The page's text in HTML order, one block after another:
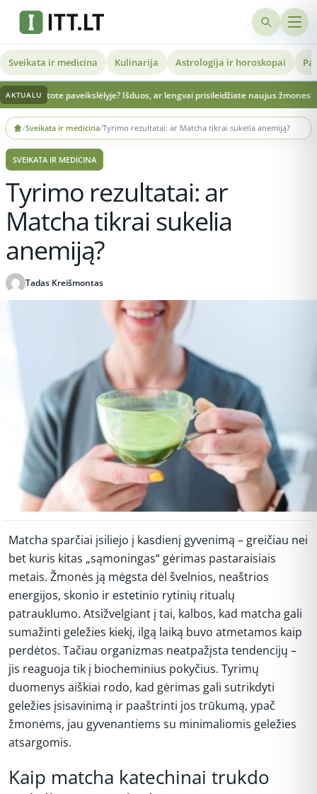
Sveikata ir medicina Kulinarija Astrologija ir horoskopai
AKTUALU Išduos, ar lengvai prisileidžiate naujus žmonesPrabilo apie
Skip
to
content
/Sveikata ir medicina/Tyrimo rezultatai: ar Matcha tikrai sukelia anemiją?
SVEIKATA IR MEDICINA
Tyrimo rezultatai: ar
Matcha tikrai sukelia
anemiją?
Tadas Kreišmontas
Matcha sparčiai įsiliejo į kasdienį gyvenimą – greičiau nei
bet kuris kitas „sąmoningas“ gėrimas pastaraisiais
metais. Žmonės ją mėgsta dėl švelnios, neaštrios
energijos, skonio ir estetinio rytinių ritualų
patrauklumo. Atsižvelgiant į tai, kalbos, kad matcha gali
sumažinti geležies kiekį, ilgą laiką buvo atmetamos kaip
perdėtos. Tačiau organizmas neatpažįsta tendencijų –
jis reaguoja tik į biocheminius pokyčius. Tyrimų
duomenys aiškiai rodo, kad gėrimas gali sutrikdyti
geležies įsisavinimą ir paaštrinti jos trūkumą, ypač
žmonėms, jau gyvenantiems su minimaliomis geležies
atsargomis.
Kaip matcha katechinai trukdo